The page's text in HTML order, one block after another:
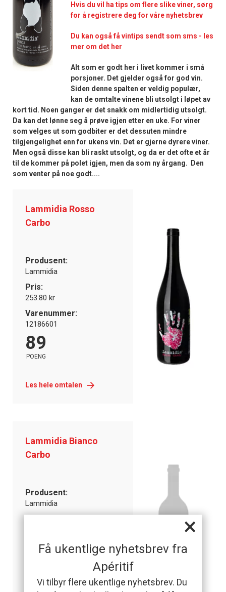
×
Få ukentlige nyhetsbrev fra
Apéritif
Vi tilbyr flere ukentlige nyhetsbrev. Du
Hvis du vil ha tips om flere slike viner, sørg
for å registrere deg for våre nyhetsbrev
Du kan også få vintips sendt som sms - les
mer om det her
Alt som er godt her i livet kommer i små
porsjoner. Det gjelder også for god vin.
Siden denne spalten er veldig populær,
kan de omtalte vinene bli utsolgt i løpet av
kort tid. Noen ganger er det snakk om midlertidig utsolgt.
Da kan det lønne seg å prøve igjen etter en uke. For viner
som velges ut som godbiter er det dessuten mindre
tilgjengelighet enn for ukens vin. Det er gjerne dyrere viner.
Men også disse kan bli raskt utsolgt, og da er det ofte et år
til de kommer på polet igjen, men da som ny årgang. Den
som venter på noe godt....
Lammidia Rosso
Carbo
Produsent:
Lammidia
Pris:
253.80 kr
Varenummer:
12186601
89
POENG
Les hele omtalen
Lammidia Bianco
Carbo
Produsent:
Lammidia
Varenummer:
12186501
87